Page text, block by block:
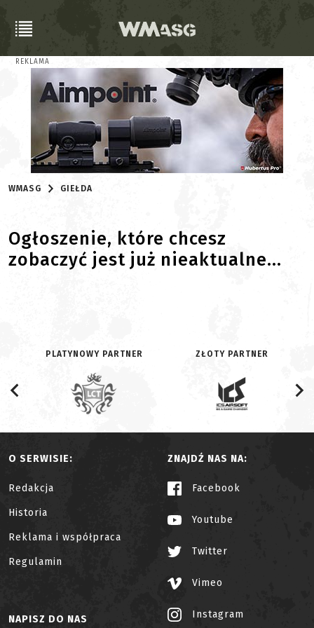
REKLAMA
WMASG GIEŁDA
Ogłoszenie, które chcesz
zobaczyć jest już nieaktualne...
PLATYNOWY PARTNER ZŁOTY PARTNER
O SERWISIE:
Redakcja
Historia
Reklama i współpraca
Regulamin
ZNAJDŹ NAS NA:
Facebook
Youtube
Twitter
Vimeo
Instagram
NAPISZ DO NAS